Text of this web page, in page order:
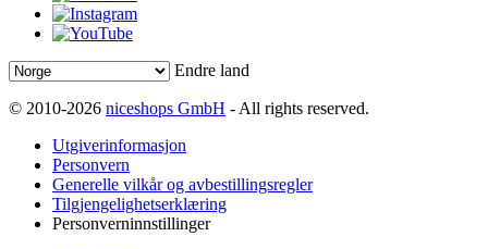
Endre land
© 2010-2026 niceshops GmbH - All rights reserved.
Utgiverinformasjon
Personvern
Generelle vilkår og avbestillingsregler
Tilgjengelighetserklæring
Personverninnstillinger